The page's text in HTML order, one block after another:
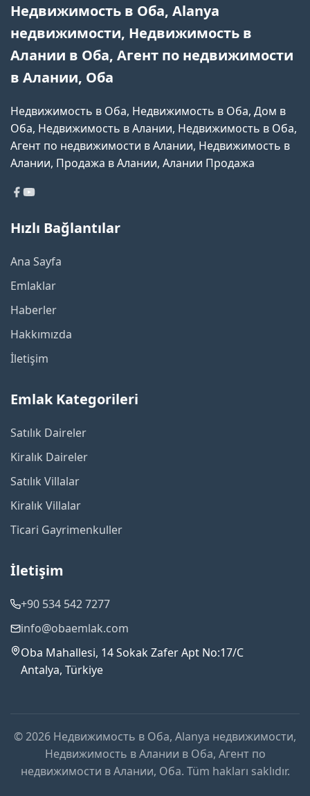
Недвижимость в Оба, Alanya
недвижимости, Недвижимость в
Алании в Оба, Агент по недвижимости
в Алании, Оба
Недвижимость в Оба, Недвижимость в Оба, Дом в
Оба, Недвижимость в Алании, Недвижимость в Оба,
Агент по недвижимости в Алании, Недвижимость в
Алании, Продажа в Алании, Алании Продажа
Hızlı Bağlantılar
Ana Sayfa
Emlaklar
Haberler
Hakkımızda
İletişim
Emlak Kategorileri
Satılık Daireler
Kiralık Daireler
Satılık Villalar
Kiralık Villalar
Ticari Gayrimenkuller
İletişim
+90 534 542 7277
info@obaemlak.com
Oba Mahallesi, 14 Sokak Zafer Apt No:17/C
Antalya, Türkiye
© 2026 Недвижимость в Оба, Alanya недвижимости,
Недвижимость в Алании в Оба, Агент по
недвижимости в Алании, Оба. Tüm hakları saklıdır.